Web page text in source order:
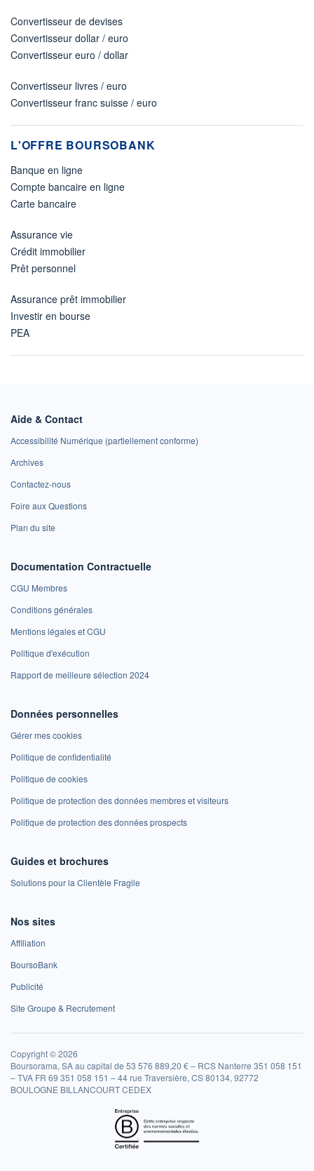
Convertisseur de devises
Convertisseur dollar / euro
Convertisseur euro / dollar
Convertisseur livres / euro
Convertisseur franc suisse / euro
L'OFFRE BOURSOBANK
Banque en ligne
Compte bancaire en ligne
Carte bancaire
Assurance vie
Crédit immobilier
Prêt personnel
Assurance prêt immobilier
Investir en bourse
PEA
Aide & Contact
Accessibilité Numérique (partiellement conforme)
Archives
Contactez-nous
Foire aux Questions
Plan du site
Documentation Contractuelle
CGU Membres
Conditions générales
Mentions légales et CGU
Politique d'exécution
Rapport de meilleure sélection 2024
Données personnelles
Gérer mes cookies
Politique de confidentialité
Politique de cookies
Politique de protection des données membres et visiteurs
Politique de protection des données prospects
Guides et brochures
Solutions pour la Clientèle Fragile
Nos sites
Affiliation
BoursoBank
Publicité
Site Groupe & Recrutement
Copyright © 2026
Boursorama, SA au capital de 53 576 889,20 € – RCS Nanterre 351 058 151
– TVA FR 69 351 058 151 – 44 rue Traversière, CS 80134, 92772
BOULOGNE BILLANCOURT CEDEX